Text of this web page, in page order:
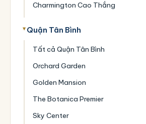
Charmington Cao Thắng
Quận Tân Bình
Tất cả Quận Tân Bình
Orchard Garden
Golden Mansion
The Botanica Premier
Sky Center